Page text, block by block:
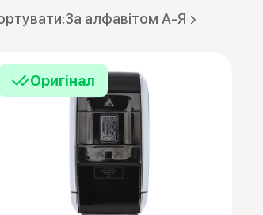
За алфавітом А-Я
Оригінал